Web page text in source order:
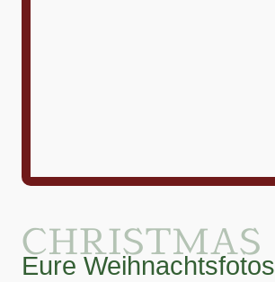
CHRISTMAS
Eure Weihnachtsfotos